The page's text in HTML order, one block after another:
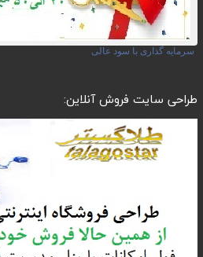
سرمایه گذاری با سود عالی
طراحی سایت فروش آنلاین: